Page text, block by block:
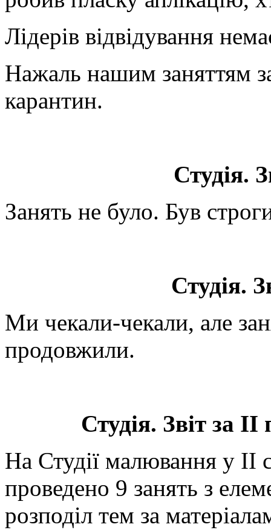
Лідерів відвідування
Нажаль нашим заняттям
карантин.
Студія.
Занять не було. Був
Студія.
Ми чекали-чекали, але
продовжили.
Студія. Звіт за
На Студії малювання у ІІ
проведено 9 занять з
розподіл тем за